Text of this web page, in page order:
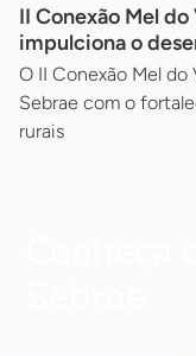
II Conexão Mel
impulciona o
O II Conexão Mel
Sebrae com o
rurais